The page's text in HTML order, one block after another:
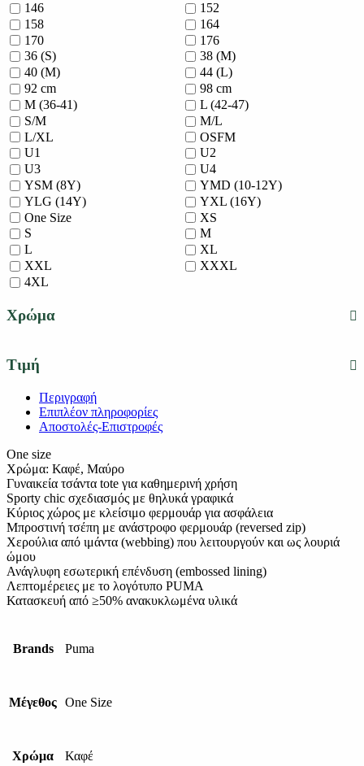
146
152
158
164
170
176
36 (S)
38 (M)
40 (M)
44 (L)
92 cm
98 cm
M (36-41)
L (42-47)
S/M
M/L
L/XL
OSFM
U1
U2
U3
U4
YSM (8Y)
YMD (10-12Y)
YLG (14Y)
YXL (16Y)
One Size
XS
S
M
L
XL
XXL
XXXL
4XL
Χρώμα
Τιμή
Περιγραφή
Επιπλέον πληροφορίες
Αποστολές-Επιστροφές
One size
Χρώμα: Καφέ, Μαύρο
Γυναικεία τσάντα tote για καθημερινή χρήση
Sporty chic σχεδιασμός με θηλυκά γραφικά
Κύριος χώρος με κλείσιμο φερμουάρ για ασφάλεια
Μπροστινή τσέπη με ανάστροφο φερμουάρ (reversed zip)
Χερούλια από ιμάντα (webbing) που λειτουργούν και ως λουριά
ώμου
Ανάγλυφη εσωτερική επένδυση (embossed lining)
Λεπτομέρειες με το λογότυπο PUMA
Κατασκευή από ≥50% ανακυκλωμένα υλικά
Brands Puma
Μέγεθος One Size
Χρώμα Καφέ